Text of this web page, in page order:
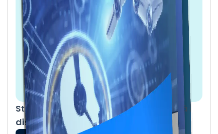
Stimulez la productivité des équipes à
distance avec la téléphonie cloud